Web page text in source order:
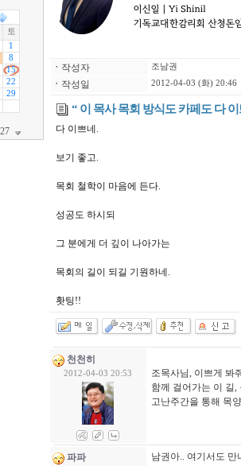
ㆍ 작성자 조남권
ㆍ 작성일 2012-04-03 (화) 20:46
“ 이 목사 목회 방식도 카페도 다 이
다 이쁘네.
보기 좋고.
목회 철학이 마음에 든다.
성공도 하시되
그 분에게 더 깊이 나아가는
목회의 길이 되길 기원하네.
홧팅!!
천천히
2012-04-03 20:53
조목사님, 이쁘게 봐
함께 걸어가는 이 길
고난주간을 통해 목
파파 남권아.. 여기서도